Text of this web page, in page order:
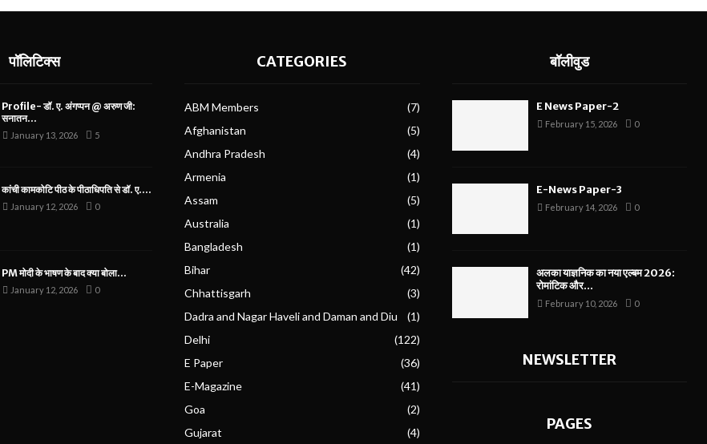
पॉलिटिक्स
Profile- डॉ. ए. अंगप्पन @ अरुण जी:
सनातन...
January 13, 2026 5
कांची कामकोटि पीठ के पीठाधिपति से डॉ. ए....
January 12, 2026 0
PM मोदी के भाषण के बाद क्या बोला...
January 12, 2026 0
CATEGORIES
ABM Members
(7)
Afghanistan
(5)
Andhra Pradesh
(4)
Armenia
(1)
Assam
(5)
Australia
(1)
Bangladesh
(1)
Bihar
(42)
Chhattisgarh
(3)
Dadra and Nagar Haveli and Daman and Diu
(1)
Delhi
(122)
E Paper
(36)
E-Magazine
(41)
Goa
(2)
Gujarat
(4)
बॉलीवुड
E News Paper-2
February 15, 2026 0
E-News Paper-3
February 14, 2026 0
अलका याज्ञनिक का नया एल्बम 2026:
रोमांटिक और...
February 10, 2026 0
NEWSLETTER
PAGES